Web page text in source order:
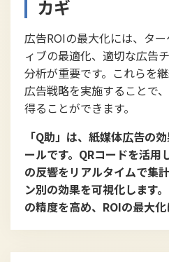
カギ
広告ROIの最大化には、タ
ィブの最適化、適切な広告
分析が重要です。これらを
広告戦略を実施することで
得ることができます。
「Q助」は、紙媒体広告の
ールです。QRコードを活用
の反響をリアルタイムで集
ン別の効果を可視化します
の精度を高め、ROIの最大化